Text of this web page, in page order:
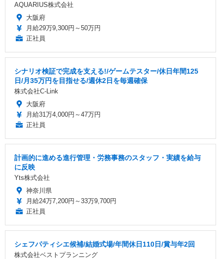
AQUARIUS株式会社
大阪府
月給29万9,300円～50万円
正社員
シナリオ検証で完成を支える!/ゲームテスター/休日年間125
日/月35万円を目指せる/週休2日を毎週確保
株式会社C-Link
大阪府
月給31万4,000円～47万円
正社員
計画的に進める進行管理・労務事務のスタッフ・実績を給与
に反映
Yts株式会社
神奈川県
月給24万7,200円～33万9,700円
正社員
シェフパティシエ候補/結婚式場/年間休日110日/賞与年2回
株式会社ベストプランニング